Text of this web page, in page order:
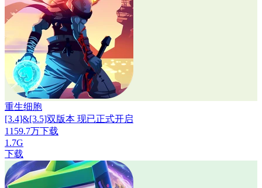
重生细胞
[3.4]&[3.5]双版本 现已正式开启
1159.7万下载
1.7G
下载